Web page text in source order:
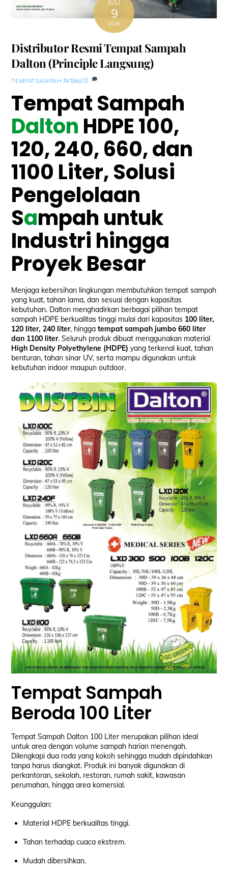
JULI
9
2026
Distributor Resmi Tempat Sampah
Dalton (Principle Langsung)
TEMPATSAMPAH Artikel 0
Tempat Sampah
Dalton HDPE 100,
120, 240, 660, dan
1100 Liter, Solusi
Pengelolaan
Sampah untuk
Industri hingga
Proyek Besar
Menjaga kebersihan lingkungan membutuhkan tempat sampah
yang kuat, tahan lama, dan sesuai dengan kapasitas
kebutuhan. Dalton menghadirkan berbagai pilihan tempat
sampah HDPE berkualitas tinggi mulai dari kapasitas 100 liter,
120 liter, 240 liter, hinggatempat sampah jumbo 660 liter
dan 1100 liter. Seluruh produk dibuat menggunakan material
High Density Polyethylene (HDPE) yang terkenal kuat, tahan
benturan, tahan sinar UV, serta mampu digunakan untuk
kebutuhan indoor maupun outdoor.
Tempat Sampah
Beroda 100 Liter
Tempat Sampah Dalton 100 Liter merupakan pilihan ideal
untuk area dengan volume sampah harian menengah.
Dilengkapi dua roda yang kokoh sehingga mudah dipindahkan
tanpa harus diangkat. Produk ini banyak digunakan di
perkantoran, sekolah, restoran, rumah sakit, kawasan
perumahan, hingga area komersial.
Keunggulan:
Material HDPE berkualitas tinggi.
Tahan terhadap cuaca ekstrem.
Mudah dibersihkan.